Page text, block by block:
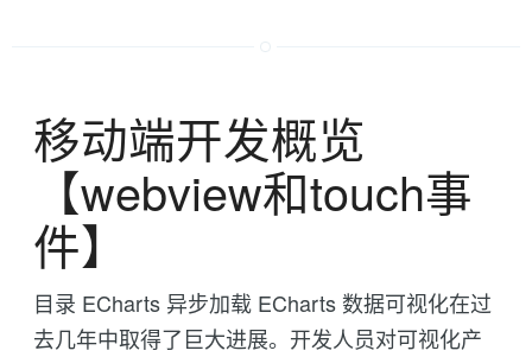
移动端开发概览
【webview和touch事
件】
目录 ECharts 异步加载 ECharts 数据可视化在过
去几年中取得了巨大进展。开发人员对可视化产